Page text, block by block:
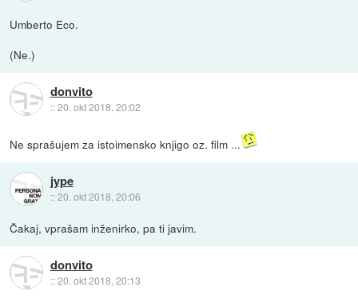
Umberto Eco.
(Ne.)
donvito
::20. okt 2018, 20:02
Ne sprašujem za istoimensko knjigo oz. film ...
jype
::20. okt 2018, 20:06
Čakaj, vprašam inženirko, pa ti javim.
donvito
::20. okt 2018, 20:13